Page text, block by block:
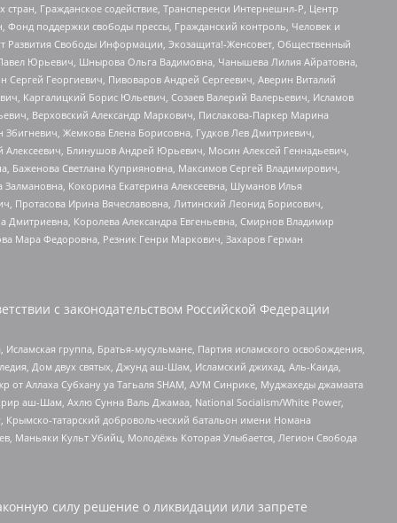
Гражданское содействие, Трансперенси Интернешнл-Р, Центр
поддержки свободы прессы, Гражданский контроль, Человек и
Развития Свободы Информации, Экозащита!-Женсовет, Общественный
Юрьевич, Шнырова Ольга Вадимовна, Чанышева Лилия Айратовна,
Сергей Георгиевич, Пивоваров Андрей Сергеевич, Аверин Виталий
Каргалицкий Борис Юльевич, Созаев Валерий Валерьевич, Исламов
Верховский Александр Маркович, Пислакова-Паркер Марина
Збигневич, Жемкова Елена Борисовна, Гудков Лев Дмитриевич,
Блинушов Андрей Юрьевич, Мосин Алексей Геннадьевич,
Баженова Светлана Куприяновна, Максимов Сергей Владимирович,
Кокорина Екатерина Алексеевна, Шуманов Илья
Протасова Ирина Вячеславовна, Литинский Леонид Борисович,
Королева Александра Евгеньевна, Смирнов Владимир
Мара Федоровна, Резник Генри Маркович, Захаров Герман
с законодательством Российской Федерации
группа, Братья-мусульмане, Партия исламского освобождения,
Дом двух святых, Джунд аш-Шам, Исламский джихад, Аль-Каида,
Аллаха Субхану уа Тагьаля SHAM, АУМ Синрике, Муджахеды джамаата
аш-Шам, Ахлю Сунна Валь Джамаа, National Socialism/White Power,
Крымско-татарский добровольческий батальон имени Номана
Маньяки Культ Убийц, Молодёжь Которая Улыбается, Легион Свобода
силу решение о ликвидации или запрете